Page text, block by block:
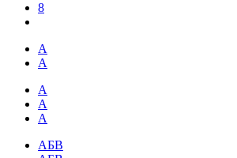
8
А
А
А
А
А
АБВ